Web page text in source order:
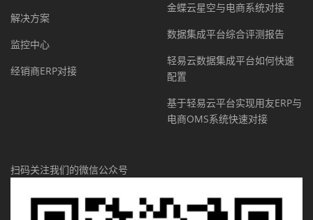
解决方案
监控中心
经销商ERP对接
金蝶云星空与电商系统对接
数据集成平台综合评测报告
轻易云数据集成平台如何快速
配置
基于轻易云平台实现用友ERP与
电商OMS系统快速对接
扫码关注我们的微信公众号